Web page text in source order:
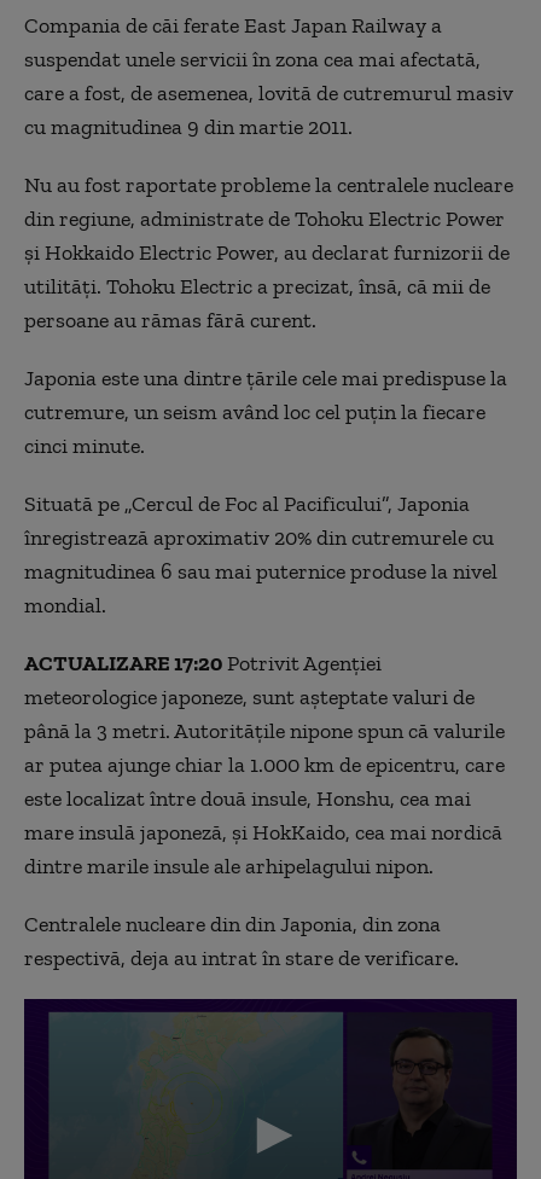
Compania de căi ferate East Japan Railway a
suspendat unele servicii în zona cea mai afectată,
care a fost, de asemenea, lovită de cutremurul masiv
cu magnitudinea 9 din martie 2011.
Nu au fost raportate probleme la centralele nucleare
din regiune, administrate de Tohoku Electric Power
şi Hokkaido Electric Power, au declarat furnizorii de
utilităţi. Tohoku Electric a precizat, însă, că mii de
persoane au rămas fără curent.
Japonia este una dintre ţările cele mai predispuse la
cutremure, un seism având loc cel puţin la fiecare
cinci minute.
Situată pe „Cercul de Foc al Pacificului”, Japonia
înregistrează aproximativ 20% din cutremurele cu
magnitudinea 6 sau mai puternice produse la nivel
mondial.
ACTUALIZARE 17:20Potrivit Agenției
meteorologice japoneze, sunt așteptate valuri de
până la 3 metri. Autoritățile nipone spun că valurile
ar putea ajunge chiar la 1.000 km de epicentru, care
este localizat între două insule, Honshu, cea mai
mare insulă japoneză, și HokKaido, cea mai nordică
dintre marile insule ale arhipelagului nipon.
Centralele nucleare din din Japonia, din zona
respectivă, deja au intrat în stare de verificare.